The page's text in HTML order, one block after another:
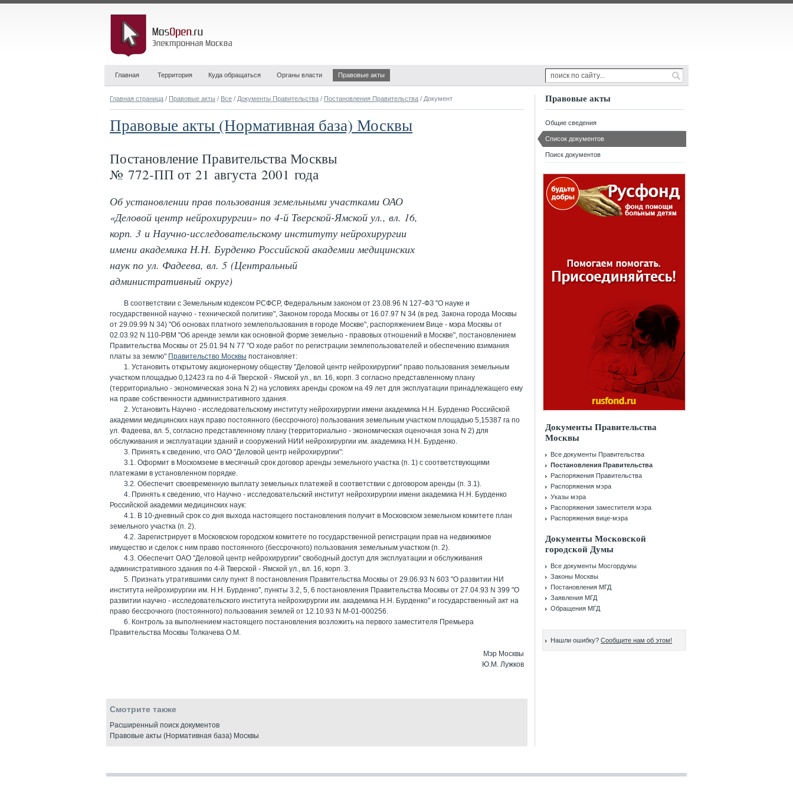
Главная Территория Куда обращаться Органы власти Правовые акты
Главная страница / Правовые акты / Все / Документы Правительства / Постановления Правительства / Документ
Правовые акты (Нормативная база) Москвы
Постановление Правительства Москвы
№ 772-ПП от 21 августа 2001 года
Об установлении прав пользования земельными участками ОАО
«Деловой центр нейрохирургии» по 4-й Тверской-Ямской ул., вл. 16,
корп. 3 и Научно-исследовательскому институту нейрохирургии
имени академика Н.Н. Бурденко Российской академии медицинских
наук по ул. Фадеева, вл. 5 (Центральный
административный округ)
В соответствии с Земельным кодексом РСФСР, Федеральным законом от 23.08.96 N 127-ФЗ "О науке и
государственной научно - технической политике", Законом города Москвы от 16.07.97 N 34 (в ред. Закона города Москвы
от 29.09.99 N 34) "Об основах платного землепользования в городе Москве", распоряжением Вице - мэра Москвы от
02.03.92 N 110-РВМ "Об аренде земли как основной форме земельно - правовых отношений в Москве", постановлением
Правительства Москвы от 25.01.94 N 77 "О ходе работ по регистрации землепользователей и обеспечению взимания
платы за землю" Правительство Москвы постановляет:
1. Установить открытому акционерному обществу "Деловой центр нейрохирургии" право пользования земельным
участком площадью 0,12423 га по 4-й Тверской - Ямской ул., вл. 16, корп. 3 согласно представленному плану
(территориально - экономическая зона N 2) на условиях аренды сроком на 49 лет для эксплуатации принадлежащего ему
на праве собственности административного здания.
2. Установить Научно - исследовательскому институту нейрохирургии имени академика Н.Н. Бурденко Российской
академии медицинских наук право постоянного (бессрочного) пользования земельным участком площадью 5,15387 га по
ул. Фадеева, вл. 5, согласно представленному плану (территориально - экономическая оценочная зона N 2) для
обслуживания и эксплуатации зданий и сооружений НИИ нейрохирургии им. академика Н.Н. Бурденко.
3. Принять к сведению, что ОАО "Деловой центр нейрохирургии":
3.1. Оформит в Москомземе в месячный срок договор аренды земельного участка (п. 1) с соответствующими
платежами в установленном порядке.
3.2. Обеспечит своевременную выплату земельных платежей в соответствии с договором аренды (п. 3.1).
4. Принять к сведению, что Научно - исследовательский институт нейрохирургии имени академика Н.Н. Бурденко
Российской академии медицинских наук:
4.1. В 10-дневный срок со дня выхода настоящего постановления получит в Московском земельном комитете план
земельного участка (п. 2).
4.2. Зарегистрирует в Московском городском комитете по государственной регистрации прав на недвижимое
имущество и сделок с ним право постоянного (бессрочного) пользования земельным участком (п. 2).
4.3. Обеспечит ОАО "Деловой центр нейрохирургии" свободный доступ для эксплуатации и обслуживания
административного здания по 4-й Тверской - Ямской ул., вл. 16, корп. 3.
5. Признать утратившими силу пункт 8 постановления Правительства Москвы от 29.06.93 N 603 "О развитии НИ
института нейрохирургии им. Н.Н. Бурденко", пункты 3.2, 5, 6 постановления Правительства Москвы от 27.04.93 N 399 "О
развитии научно - исследовательского института нейрохирургии им. академика Н.Н. Бурденко" и государственный акт на
право бессрочного (постоянного) пользования землей от 12.10.93 N М-01-000256.
6. Контроль за выполнением настоящего постановления возложить на первого заместителя Премьера
Правительства Москвы Толкачева О.М.
Мэр Москвы
Ю.М. Лужков
Смотрите также
Расширенный поиск документов
Правовые акты (Нормативная база) Москвы
Правовые акты
Общие сведения
Список документов
Поиск документов
Документы Правительства
Москвы
Все документы Правительства
Постановления Правительства
Распоряжения Правительства
Распоряжения мэра
Указы мэра
Распоряжения заместителя мэра
Распоряжения вице-мэра
Документы Московской
городской Думы
Все документы Мосгордумы
Законы Москвы
Постановления МГД
Заявления МГД
Обращения МГД
Нашли ошибку? Сообщите нам об этом!